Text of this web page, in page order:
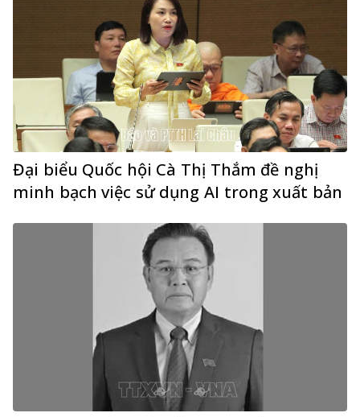
Đại biểu Quốc hội Cà Thị Thắm đề nghị
minh bạch việc sử dụng AI trong xuất bản